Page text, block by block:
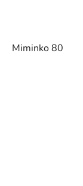
Miminko 80